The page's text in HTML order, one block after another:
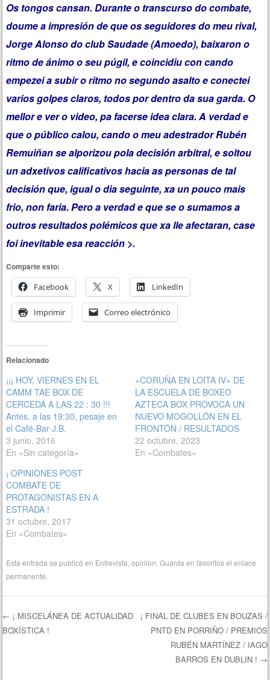
Os tongos cansan. Durante o transcurso do combate,
doume a impresión de que os seguidores do meu rival,
Jorge Alonso do club Saudade (Amoedo), baixaron o
ritmo de ánimo o seu púgil, e coincidiu con cando
empezei a subir o ritmo no segundo asalto e conectei
varios golpes claros, todos por dentro da sua garda. O
mellor e ver o video, pa facerse idea clara. A verdad e
que o público calou, cando o meu adestrador Rubén
Remuiñan se alporizou pola decisión arbitral, e soltou
un adxetivos calificativos hacia as personas de tal
decisión que, igual o dia seguinte, xa un pouco mais
frio, non faria. Pero a verdad e que se o sumamos a
outros resultados polémicos que xa lle afectaran, case
foi inevitable esa reacción >.
Comparte esto:
Facebook
X LinkedIn
Imprimir Correo electrónico
Relacionado
¡¡¡ HOY, VIERNES EN EL
CAMM TAE BOX DE
CERCEDA A LAS 22 : 30 !!!
Antes, a las 19:30, pesaje en
el Café-Bar J.B.
3 junio, 2016
En «Sin categoría»
«CORUÑA EN LOITA IV» DE
LA ESCUELA DE BOXEO
AZTECA BOX PROVOCA UN
NUEVO MOGOLLÓN EN EL
FRONTÓN / RESULTADOS
22 octubre, 2023
En «Combates»
¡ OPINIONES POST
COMBATE DE
PROTAGONISTAS EN A
ESTRADA !
31 octubre, 2017
En «Combates»
Esta entrada se publicó en Entrevista ,opinion . Guarda en favoritos elenlace
permanente
Navegación de entradas
← ¡ MISCELÁNEA DE ACTUALIDAD
BOXÍSTICA !
¡ FINAL DE CLUBES EN BOUZAS /
PNTD EN PORRIÑO / PREMIOS
RUBÉN MARTÍNEZ / IAGO
BARROS EN DUBLIN ! →